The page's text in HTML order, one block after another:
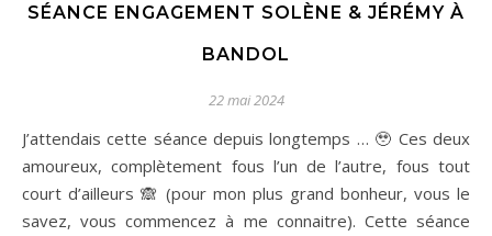
SÉANCE ENGAGEMENT SOLÈNE & JÉRÉMY À
BANDOL
22 mai 2024
J’attendais cette séance depuis longtemps … 🥹 Ces deux
amoureux, complètement fous l’un de l’autre, fous tout
court d’ailleurs 🙈 (pour mon plus grand bonheur, vous le
savez, vous commencez à me connaitre). Cette séance